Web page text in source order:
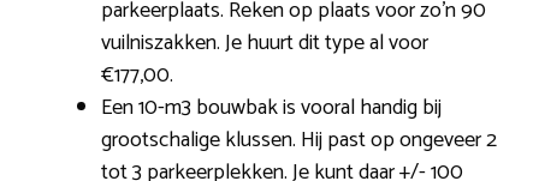
parkeerplaats. Reken op plaats voor zo’n 90
vuilniszakken. Je huurt dit type al voor
€177,00.
Een 10-m3 bouwbak is vooral handig bij
grootschalige klussen. Hij past op ongeveer 2
tot 3 parkeerplekken. Je kunt daar +/- 100